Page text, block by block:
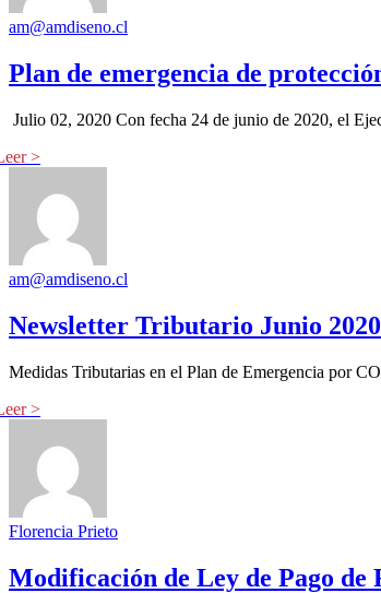
am@amdiseno.cl
Plan de emergencia de
Julio 02, 2020 Con fecha 24 de junio de 2020, el
am@amdiseno.cl
Newsletter Tributario Junio 2020
Medidas Tributarias en el Plan de Emergencia por
Florencia Prieto
Modificación de Ley de Pago de